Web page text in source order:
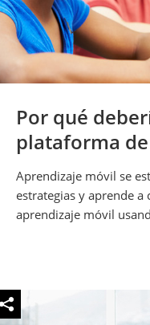
Por qué
plataforma
Aprendizaje móvil se
estrategias y aprende
aprendizaje móvil